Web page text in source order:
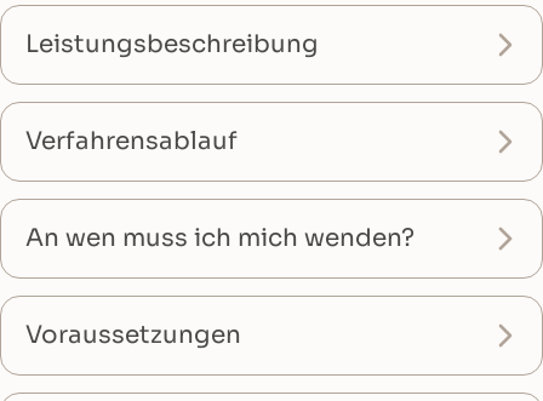
Leistungsbeschreibung
Verfahrensablauf
An wen muss ich mich wenden?
Voraussetzungen